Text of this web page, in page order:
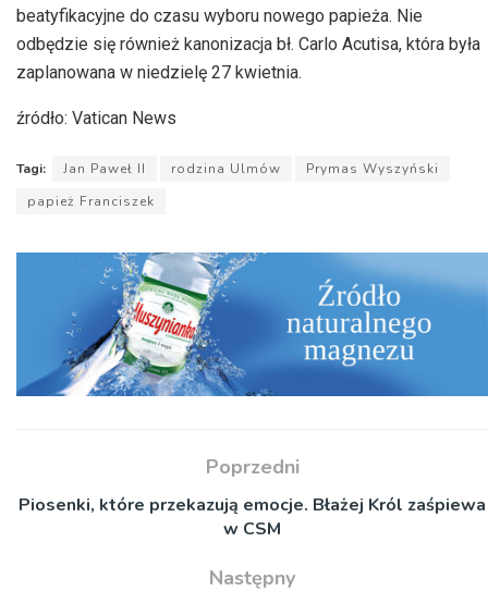
beatyfikacyjne do czasu wyboru nowego papieża. Nie
odbędzie się również kanonizacja bł. Carlo Acutisa, która była
zaplanowana w niedzielę 27 kwietnia.
źródło: Vatican News
Tagi: Jan Paweł II rodzina Ulmów
Prymas Wyszyński
papież Franciszek
Poprzedni
Piosenki, które przekazują emocje. Błażej Król zaśpiewa
w CSM
Następny